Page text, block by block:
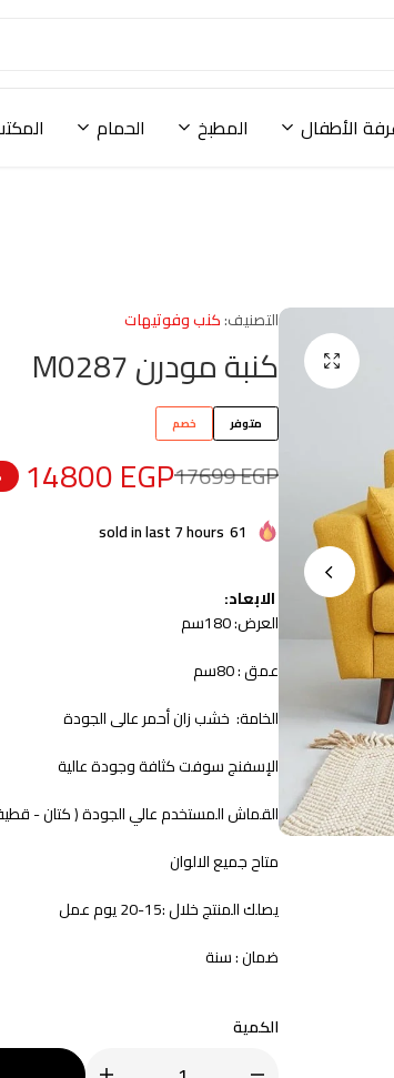
الأطفال المطبخ الحمام
التصنيف:كنب وفوتيهات
كنبة مودرن M0287
متوفر خصم
17699EGP
14800EGP
61
sold in last 7 hours
الابعاد:
العرض: 180سم
عمق : 80سم
الخامة: خشب زان أحمر عالى الجودة
الإسفنج سوفت كثافة وجودة عالية
القماش المستخدم عالي الجودة ( كتان -
متاح جميع الالوان
يصلك المنتج خلال :15-20 يوم عمل
ضمان : سنة
الكمية